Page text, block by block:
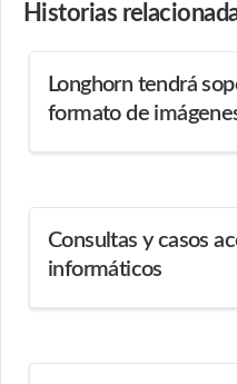
Historias
Longhorn tendrá
formato de
Consultas y casos
informáticos